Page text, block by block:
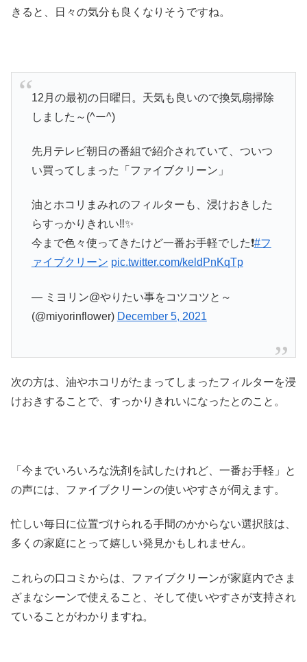
きると、日々の気分も良くなりそうですね。
12月の最初の日曜日。天気も良いので換気扇掃除
しました～(^ー^)
先月テレビ朝日の番組で紹介されていて、ついつ
い買ってしまった「ファイブクリーン」
油とホコリまみれのフィルターも、浸けおきした
らすっかりきれい‼️✨
今まで色々使ってきたけど一番お手軽でした❗#フ
ァイブクリーン pic.twitter.com/keldPnKqTp
— ミヨリン@やりたい事をコツコツと～
(@miyorinflower) December 5, 2021
次の方は、油やホコリがたまってしまったフィルターを浸
けおきすることで、すっかりきれいになったとのこと。
「今までいろいろな洗剤を試したけれど、一番お手軽」と
の声には、ファイブクリーンの使いやすさが伺えます。
忙しい毎日に位置づけられる手間のかからない選択肢は、
多くの家庭にとって嬉しい発見かもしれません。
これらの口コミからは、ファイブクリーンが家庭内でさま
ざまなシーンで使えること、そして使いやすさが支持され
ていることがわかりますね。